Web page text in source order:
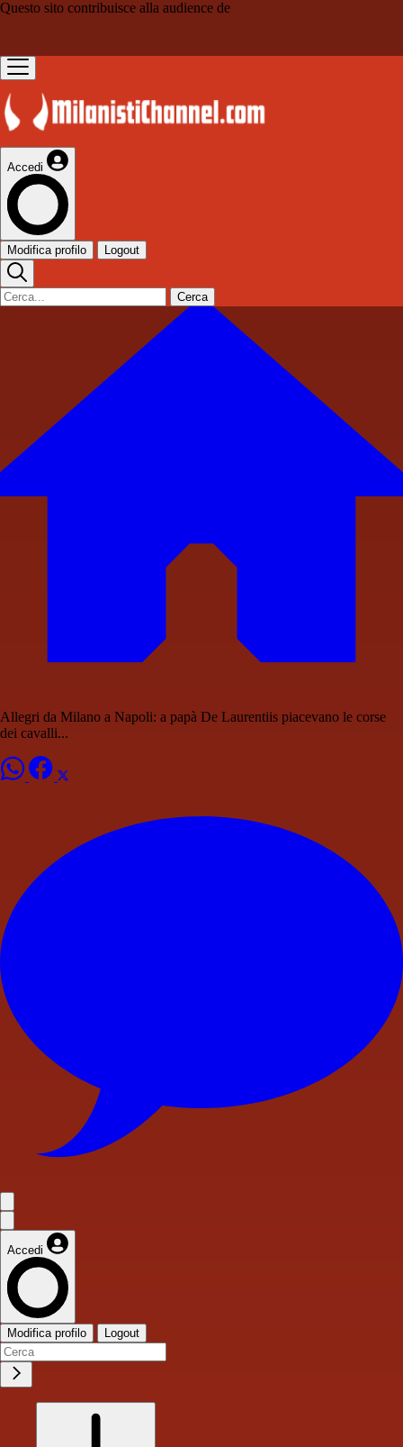
Questo sito contribuisce alla audience de
Accedi
Modifica profilo Logout
Cerca
Allegri da Milano a Napoli: a papà De Laurentiis piacevano le corse
dei cavalli...
Accedi
Modifica profilo Logout